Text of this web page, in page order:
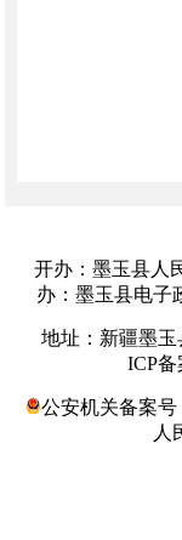
开办：墨玉县人
办：墨玉县电子
地址：新疆墨玉
ICP备
公安机关备案号
人